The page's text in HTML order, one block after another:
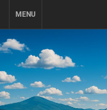
MENU